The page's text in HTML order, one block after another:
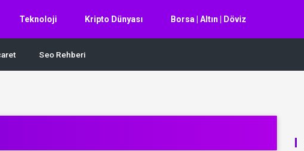
Teknoloji Kripto Dünyası Borsa | Altın | Döviz
Seo Rehberi